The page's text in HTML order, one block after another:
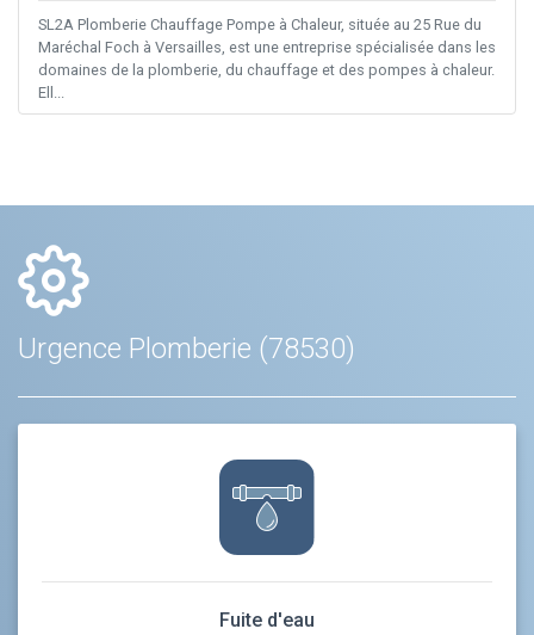
SL2A Plomberie Chauffage Pompe à Chaleur, située au 25 Rue du
Maréchal Foch à Versailles, est une entreprise spécialisée dans les
domaines de la plomberie, du chauffage et des pompes à chaleur.
Ell...
Urgence Plomberie (78530)
Fuite d'eau